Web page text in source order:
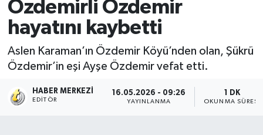
Özdemirli Özdemir
hayatını kaybetti
Aslen Karaman’ın Özdemir Köyü’nden olan, Şükrü
Özdemir’in eşi Ayşe Özdemir vefat etti.
HABER MERKEZI
EDITÖR
16.05.2026 - 09:26
YAYINLANMA
1 DK
OKUNMA SÜRESI
Vefat Edenler